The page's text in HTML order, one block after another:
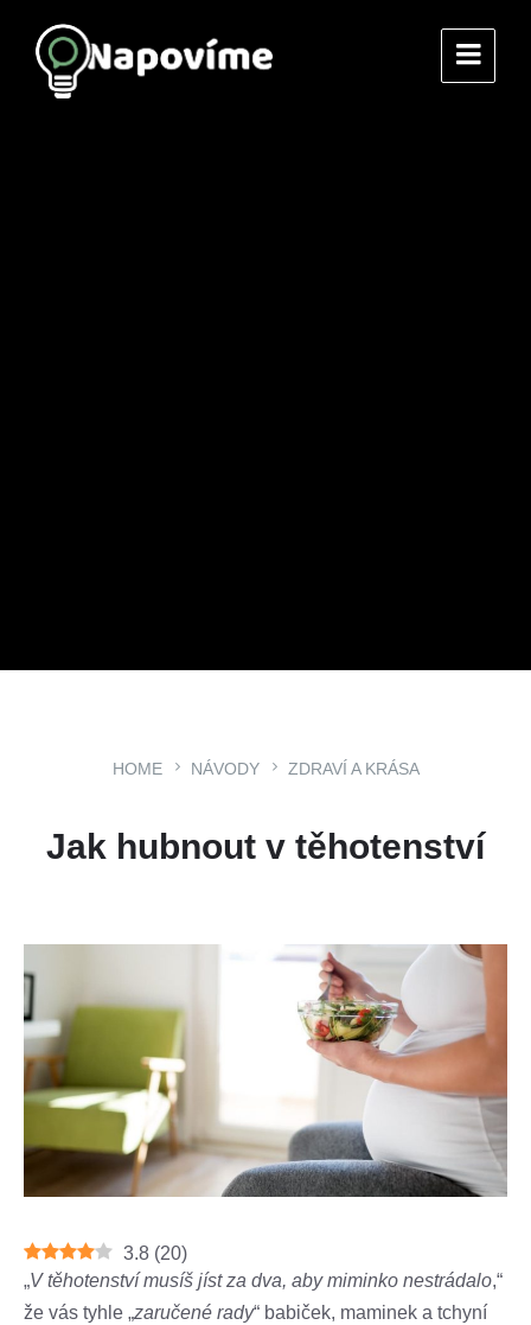
HOME NÁVODY ZDRAVÍ A KRÁSA
Jak hubnout v těhotenství
3.8 (20)
„V těhotenství musíš jíst za dva, aby miminko nestrádalo,“
že vás tyhle „zaručené rady“ babiček, maminek a tchyní